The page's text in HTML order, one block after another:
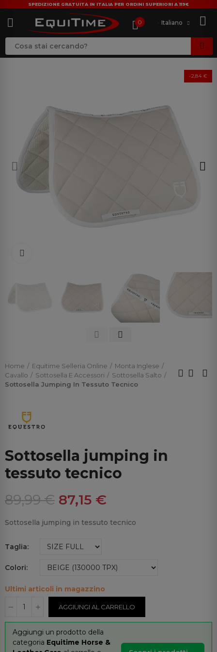
SPEDIZIONE GRATUITA IN ITALIA PER ORDINI SUPERIORI A 119€
0 Italiano
-2,84 €
Home Equitime Selleria Online
Monta Inglese
Cavallo
Sottosella E Accessori
Sottosella Salto
Sottosella Jumping In Tessuto Tecnico
Sottosella jumping in
tessuto tecnico
89,99 € 87,15 €
Sottosella jumping in tessuto tecnico
Taglia
Colori
Ultimi articoli in magazzino
AGGIUNGI AL CARRELLO
Aggiungi un prodotto della
categoria Equitime Horse &